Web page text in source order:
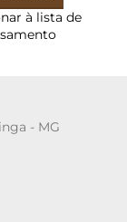
à lista de
- MG